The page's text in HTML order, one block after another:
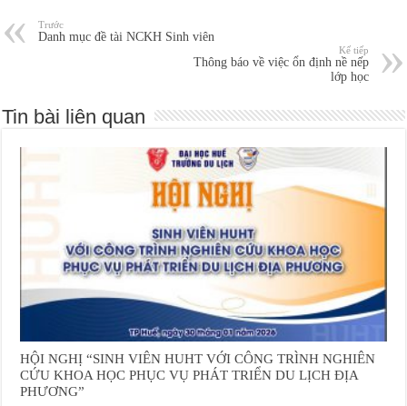
Trước
Danh mục đề tài NCKH Sinh viên
Kế tiếp
Thông báo về việc ổn định nề nếp
lớp học
Tin bài liên quan
HỘI NGHỊ “SINH VIÊN HUHT VỚI CÔNG TRÌNH NGHIÊN
CỨU KHOA HỌC PHỤC VỤ PHÁT TRIỂN DU LỊCH ĐỊA
PHƯƠNG”